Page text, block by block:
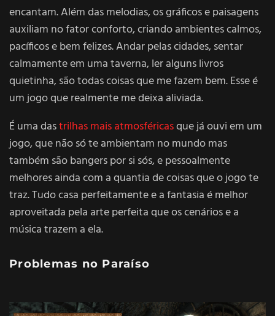
encantam. Além das melodias, os gráficos e paisagens
auxiliam no fator conforto, criando ambientes calmos,
pacíficos e bem felizes. Andar pelas cidades, sentar
calmamente em uma taverna, ler alguns livros
quietinha, são todas coisas que me fazem bem. Esse é
um jogo que realmente me deixa aliviada.
É uma dastrilhas mais atmosféricasque já ouvi em um
jogo, que não só te ambientam no mundo mas
também são bangers por si sós, e pessoalmente
melhores ainda com a quantia de coisas que o jogo te
traz. Tudo casa perfeitamente e a fantasia é melhor
aproveitada pela arte perfeita que os cenários e a
música trazem a ela.
Problemas no Paraíso